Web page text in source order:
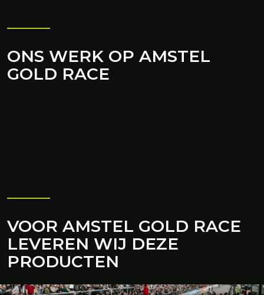
ONS WERK OP AMSTEL
GOLD RACE
VOOR AMSTEL GOLD RACE
LEVEREN WIJ DEZE
PRODUCTEN
OLIVA